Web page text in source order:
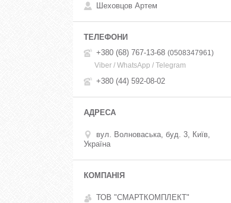
Шеховцов Артем
+380 (68) 767-13-68 0508347961
Viber / WhatsApp / Telegram
+380 (44) 592-08-02
вул. Волноваська, буд. 3, Київ,
Україна
ТОВ "СМАРТКОМПЛЕКТ"